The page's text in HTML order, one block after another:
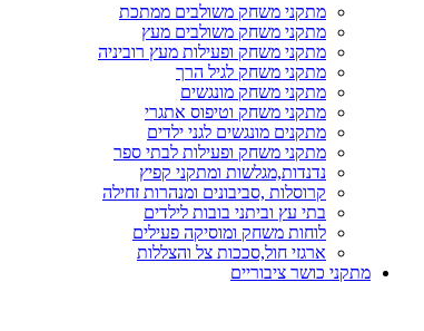
מתקני משחק משולבים ממתכת
מתקני משחק משולבים מעץ
מתקני משחק ופעילות מעץ רוביניה
מתקני משחק לגיל הרך
מתקני משחק מונגשים
מתקני משחק וטיפוס אתגרי
מתקנים מונגשים לגני ילדים
מתקני משחק ופעילות לבתי ספר
נדנדות,מגלשות ומתקני קפיץ
קרוסלות ,סביבונים ומנהרות זחילה
בתי עץ וביתני בובות לילדים
לוחות משחק ומוסיקה פעילים
ארגזי חול,סככות צל והצללות
מתקני כושר ציבוריים